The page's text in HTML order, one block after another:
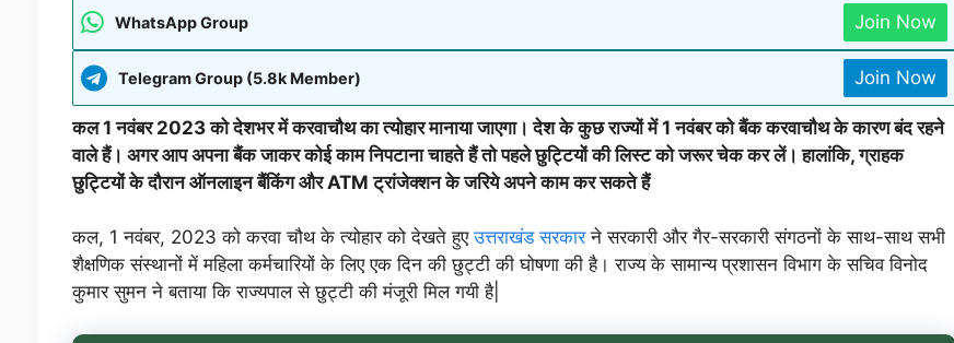
WhatsApp Group Join Now
Telegram Group (5.8k Member) Join Now
कल 1 नवंबर 2023 को देशभर में करवाचौथ का त्योहार मानाया जाएगा। देश के कुछ राज्यों में 1 नवंबर को बैंक करवाचौथ के कारण बंद रहने
वाले हैं। अगर आप अपना बैंक जाकर कोई काम निपटाना चाहते हैं तो पहले छुट्टियों की लिस्ट को जरूर चेक कर लें। हालांकि, ग्राहक
छुट्टियों के दौरान ऑनलाइन बैंकिंग और ATM ट्रांजेक्शन के जरिये अपने काम कर सकते हैं
कल, 1 नवंबर, 2023 को करवा चौथ के त्योहार को देखते हुएउत्तराखंड सरकारने सरकारी और गैर-सरकारी संगठनों के साथ-साथ सभी
शैक्षणिक संस्थानों में महिला कर्मचारियों के लिए एक दिन की छुट्टी की घोषणा की है। राज्य के सामान्य प्रशासन विभाग के सचिव विनोद
कुमार सुमन ने बताया कि राज्यपाल से छुट्टी की मंजूरी मिल गयी है|